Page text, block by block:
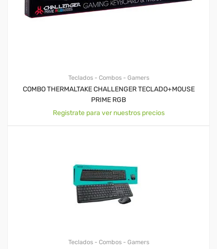
Teclados - Combos - Gamers
COMBO THERMALTAKE CHALLENGER TECLADO+MOUSE
PRIME RGB
Registrate para ver nuestros precios
Teclados - Combos - Gamers